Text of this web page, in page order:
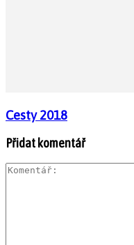
Cesty 2018
Přidat komentář